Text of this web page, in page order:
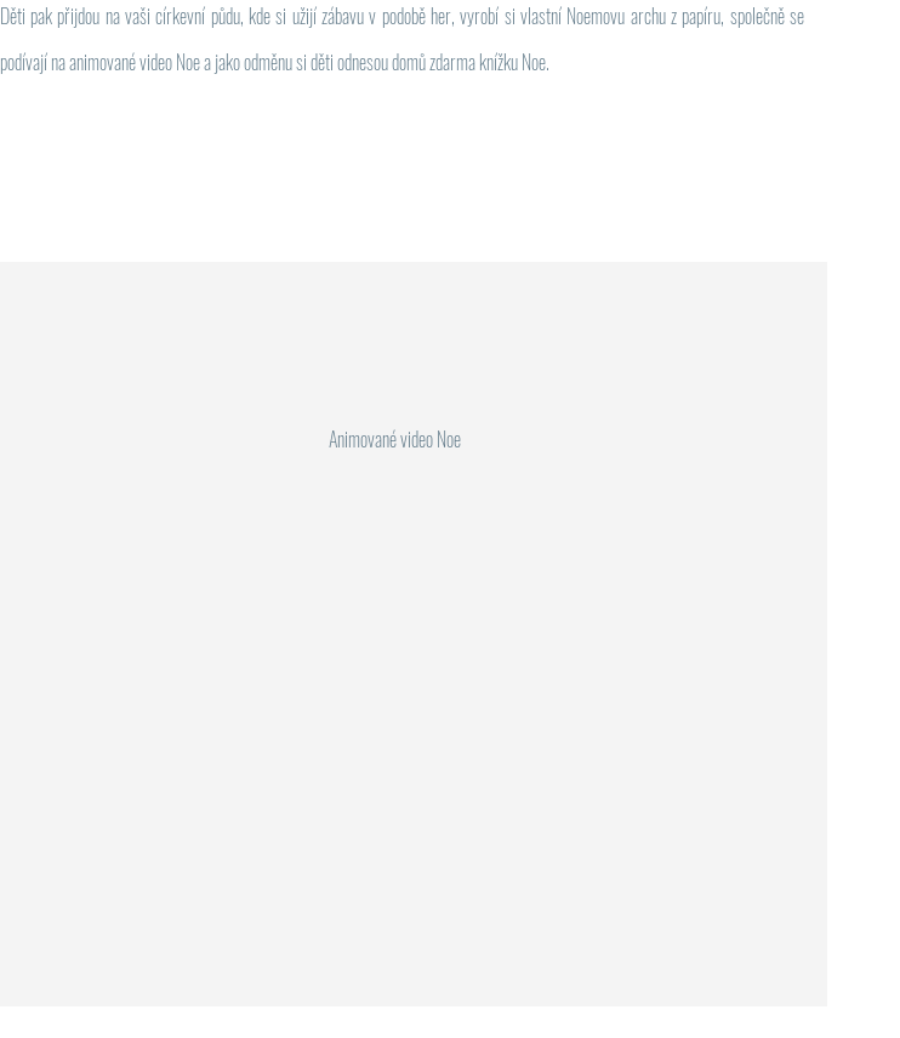
​Děti pak přijdou na vaši církevní půdu, kde si užijí zábavu v podobě her, vyrobí si vlastní Noemovu archu z papíru, společně se
podívají na animované video Noe a jako odměnu si děti odnesou domů zdarma knížku Noe.
Animované video Noe